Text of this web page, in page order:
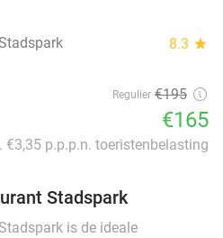
8.3 star
Regulier €195
€165
€3,35 p.p.p.n. toeristenbelasting
Stadspark
is de ideale